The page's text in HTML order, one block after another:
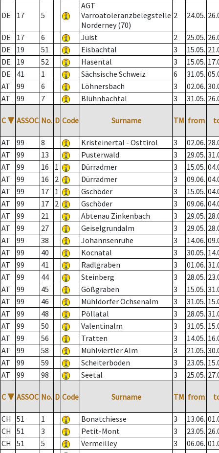
DE 17 5
AGT
Varroatoleranzbelegstelle
Norderney (70)
2 24.05.
DE 17 6 Juist 2 25.05.
DE
19 51 Eisbachtal 3 15.05.
DE
19 52 Hasental 3 15.05.
DE
41 1 Sächsische Schweiz 6 31.05.
AT
99 6 Löhnersbach 3 02.06.
AT
99 7 Blühnbachtal 3 31.05.
C ▼ ASSOC No. D Code Surname TM from
AT 99 8 Kristeinertal - Osttirol 3 02.06.
AT
99 13 Pusterwald 3 29.05.
AT
99 16 1 Dürradmer 3 15.05.
AT
99 16 2 Dürradmer 3 09.06.
AT
99 17 1 Gschöder 3 15.05.
AT
99 17 2 Gschöder 3 09.06.
AT
99 21 Abtenau Zinkenbach 3 29.05.
AT
99 27 Geiselgrundalm 3 29.05.
AT
99 38 Johannsenruhe 3 14.06.
AT
99 40 Kocnatal 3 30.05.
AT
99 41 Radlgraben 3 01.06.
AT
99 44 Steinberg 3 28.05.
AT
99 45 Gößgraben 3 15.05.
AT
99 46 Mühldorfer Ochsenalm 3 31.05.
AT
99 48 Pöllatal 3 28.05.
AT
99 50 Valentinalm 3 31.05.
AT
99 56 Tratten 3 14.05.
AT
99 58 Mühlviertler Alm 3 21.05.
AT
99 59 Scheiterboden 3 23.05.
AT
99 98 Seetal 3 25.05.
C ▼ ASSOC No. D Code Surname TM from
CH 51 1 Bonatchiesse 3 13.06.
CH
51 3 Petit-Mont 3 23.05.
CH
51 5 Vermeilley 3 06.06.